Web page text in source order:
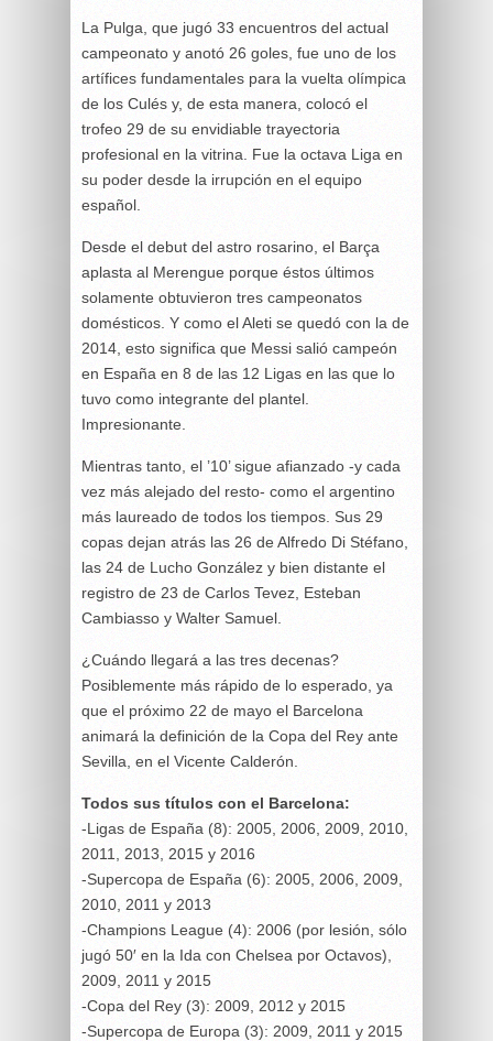
La Pulga, que jugó 33 encuentros del actual
campeonato y anotó 26 goles, fue uno de los
artífices fundamentales para la vuelta olímpica
de los Culés y, de esta manera, colocó el
trofeo 29 de su envidiable trayectoria
profesional en la vitrina. Fue la octava Liga en
su poder desde la irrupción en el equipo
español.
Desde el debut del astro rosarino, el Barça
aplasta al Merengue porque éstos últimos
solamente obtuvieron tres campeonatos
domésticos. Y como el Aleti se quedó con la de
2014, esto significa que Messi salió campeón
en España en 8 de las 12 Ligas en las que lo
tuvo como integrante del plantel.
Impresionante.
Mientras tanto, el ’10’ sigue afianzado -y cada
vez más alejado del resto- como el argentino
más laureado de todos los tiempos. Sus 29
copas dejan atrás las 26 de Alfredo Di Stéfano,
las 24 de Lucho González y bien distante el
registro de 23 de Carlos Tevez, Esteban
Cambiasso y Walter Samuel.
¿Cuándo llegará a las tres decenas?
Posiblemente más rápido de lo esperado, ya
que el próximo 22 de mayo el Barcelona
animará la definición de la Copa del Rey ante
Sevilla, en el Vicente Calderón.
Todos sus títulos con el Barcelona:
-Ligas de España (8): 2005, 2006, 2009, 2010,
2011, 2013, 2015 y 2016
-Supercopa de España (6): 2005, 2006, 2009,
2010, 2011 y 2013
-Champions League (4): 2006 (por lesión, sólo
jugó 50′ en la Ida con Chelsea por Octavos),
2009, 2011 y 2015
-Copa del Rey (3): 2009, 2012 y 2015
-Supercopa de Europa (3): 2009, 2011 y 2015